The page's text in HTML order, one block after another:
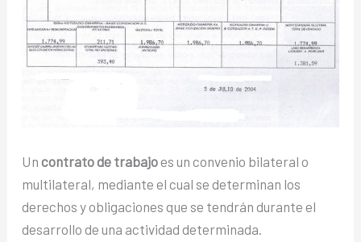
Un contrato de trabajoes un convenio bilateral o
multilateral, mediante el cual se determinan los
derechos y obligaciones que se tendrán durante el
desarrollo de una actividad determinada.